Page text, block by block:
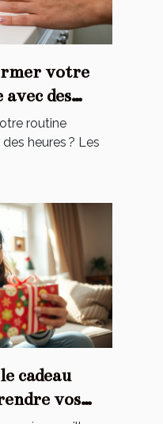
votre
des
routine
heures ? Les
cadeau
vos